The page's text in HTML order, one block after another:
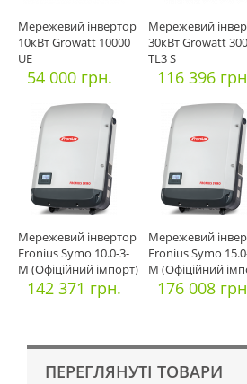
Мережевий інвертор
10кВт Growatt 10000
UE
54 000 грн.
Мережевий
30кВт Growatt
TL3 S
116 396
Мережевий інвертор
Fronius Symo 10.0-3-
M (Офіційний імпорт)
142 371 грн.
Мережевий
Fronius Symo
M (Офіційний
176 008
ПЕРЕГЛЯНУТІ ТОВАРИ